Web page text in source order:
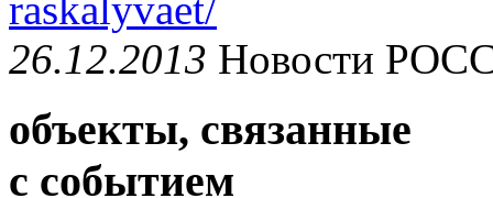
26.12.2013 Новости
объекты, связанные
с событием